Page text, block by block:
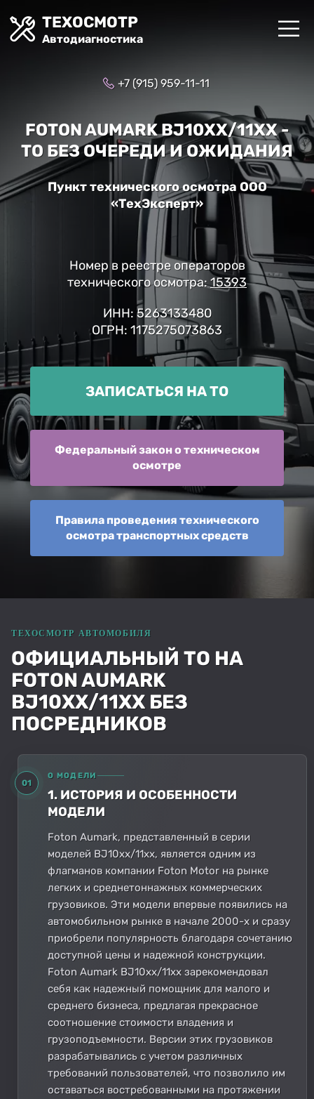
ТЕХОСМОТР
Автодиагностика
+7 (915) 959-11-11
FOTON AUMARK BJ10XX/11XX -
ТО БЕЗ ОЧЕРЕДИ И ОЖИДАНИЯ
Пункт технического осмотра ООО
«ТехЭксперт»
Номер в реестре операторов
технического осмотра:15393
ИНН: 5263133480
ОГРН: 1175275073863
ЗАПИСАТЬСЯ НА ТО
Федеральный закон о техническом
осмотре
Правила проведения технического
осмотра транспортных средств
ОФИЦИАЛЬНЫЙ ТО НА
FOTON AUMARK
BJ10XX/11XX БЕЗ
ПОСРЕДНИКОВ
01
О МОДЕЛИ
1. ИСТОРИЯ И ОСОБЕННОСТИ
МОДЕЛИ
Foton Aumark, представленный в серии
моделей BJ10xx/11xx, является одним из
флагманов компании Foton Motor на рынке
легких и среднетоннажных коммерческих
грузовиков. Эти модели впервые появились на
автомобильном рынке в начале 2000-х и сразу
приобрели популярность благодаря сочетанию
доступной цены и надежной конструкции.
Foton Aumark BJ10xx/11xx зарекомендовал
себя как надежный помощник для малого и
среднего бизнеса, предлагая прекрасное
соотношение стоимости владения и
грузоподъемности. Версии этих грузовиков
разрабатывались с учетом различных
требований пользователей, что позволило им
оставаться востребованными на протяжении